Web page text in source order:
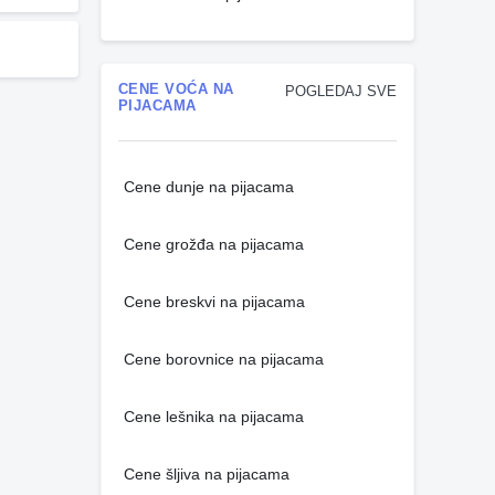
POGLEDAJ SVE
CENE VOĆA NA
PIJACAMA
Cene dunje na pijacama
Cene grožđa na pijacama
Cene breskvi na pijacama
Cene borovnice na pijacama
Cene lešnika na pijacama
Cene šljiva na pijacama